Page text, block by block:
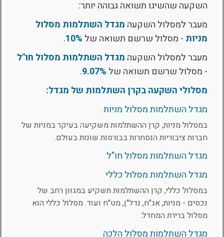
השקעה שהשיגו תשואה גבוהה יותר:
מעבר למסלול השקעה מגדל השתלמות מסלול
מניות - מסלול שרשם תשואה של 10%
.
מעבר למסלול השקעה מגדל השתלמות מסלול חו"ל
- מסלול שרשם תשואה של 9.07%
.
מסלולי השקעה בקרן השתלמות של מגדל:
מגדל השתלמות מסלול מניות
במסלול מניות, קרן ההשתלמות משקיעה בעיקר במניות של
חברות ציבוריות הנסחרות בבורסות שונות בעולם.
מגדל השתלמות מסלול חו"ל
מגדל השתלמות מסלול כללי
במסלול כללי, קרן ההשתלמות תשקיע במגוון רחב של
נכסים - מניות, אג"ח, נדל"ן, מט"ח ועוד. מסלול כללי הוא
מסלול ברירת המחדל.
מגדל השתלמות מסלול הלכה